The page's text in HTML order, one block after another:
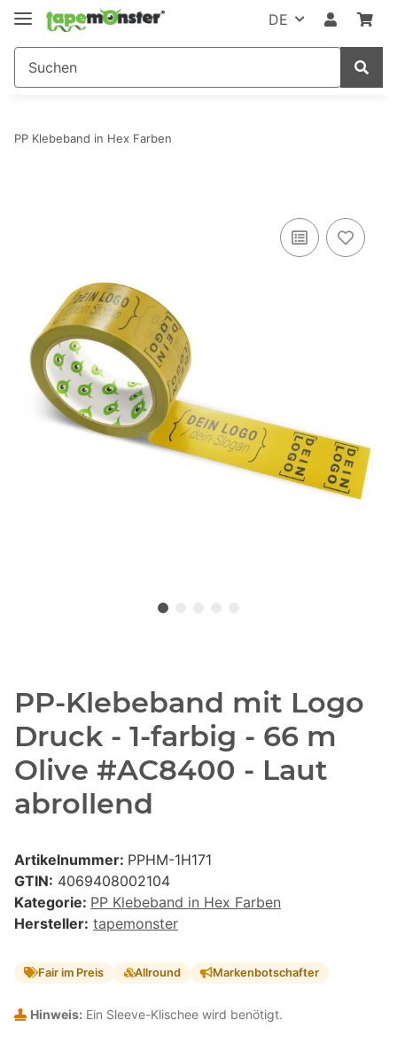
DE
PP Klebeband in Hex Farben
PP-Klebeband mit Logo
Druck - 1-farbig - 66 m
Olive #AC8400 - Laut
abrollend
Artikelnummer: PPHM-1H171
GTIN: 4069408002104
Kategorie: PP Klebeband in Hex Farben
Hersteller: tapemonster
Fair im Preis Allround Markenbotschafter
Hinweis: Ein Sleeve-Klischee wird benötigt.